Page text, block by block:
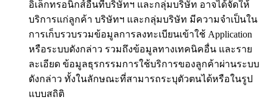
อิเล็กทรอนิกส์อื่นที่บริษัทฯ และกลุ่มบริษัท อาจได้จัดให้
บริการแก่ลูกค้า บริษัทฯ และกลุ่มบริษัท มีความจำเป็นใน
การเก็บรวบรวมข้อมูลการลงทะเบียนเข้าใช้ Application
หรือระบบดังกล่าว รวมถึงข้อมูลทางเทคนิคอื่น และราย
ละเอียด ข้อมูลธุรกรรมการใช้บริการของลูกค้าผ่านระบบ
ดังกล่าว ทั้งในลักษณะที่สามารถระบุตัวตนได้หรือในรูป
แบบสถิติ